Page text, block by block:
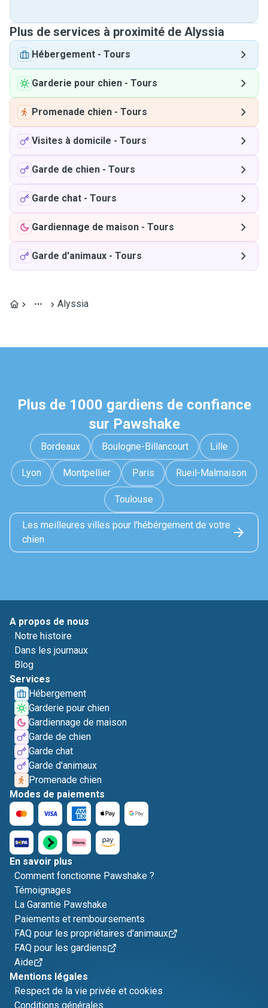
Plus de services à proximité de Alyssia
Hébergement - Tours
Garderie pour chien - Tours
Promenade chien - Tours
Visites à domicile - Tours
Garde de chien - Tours
Garde chat - Tours
Gardiennage de maison - Tours
Garde d'animaux - Tours
Alyssia
Plus de 1000 gardiens de confiance
sur Pawshake
Bordeaux Boulogne-Billancourt Lille
Lyon Montpellier Paris Rueil-Malmaison
Toulouse
Les meilleures villes pour l'hébérgement de votre
chien
A propos de nous
Notre histoire
Dans les journaux
Blog
Services
Hébergement
Garderie pour chien
Gardiennage de maison
Garde de chien
Garde chat
Garde d'animaux
Promenade chien
Modes de paiements
En savoir plus
Comment fonctionne Pawshake ?
Témoignages
La Garantie Pawshake
Paiements et remboursements
FAQ pour les propriétaires d'animaux
FAQ pour les gardiens
Aide
Mentions légales
Respect de la vie privée et cookies
Conditions générales